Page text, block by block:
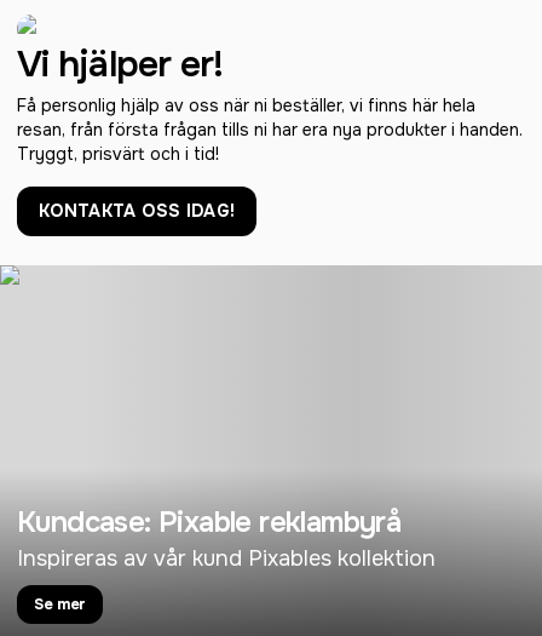
Vi hjälper er!
Få personlig hjälp av oss när ni beställer, vi finns här hela
resan, från första frågan tills ni har era nya produkter i handen.
Tryggt, prisvärt och i tid!
KONTAKTA OSS IDAG!
Kundcase: Pixable reklambyrå
Inspireras av vår kund Pixables kollektion
Se mer